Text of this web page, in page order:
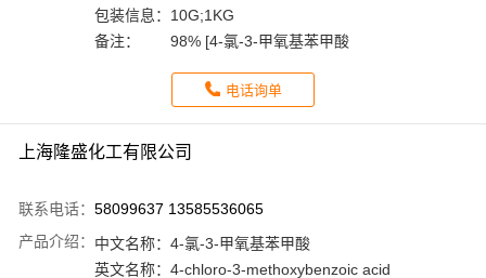
包装信息： 10G;1KG
备注：
98% [4-氯-3-甲氧基苯甲酸
电话询单
上海隆盛化工有限公司
联系电话： 58099637 13585536065
产品介绍： 中文名称： 4-氯-3-甲氧基苯甲酸
英文名称： 4-chloro-3-methoxybenzoic acid